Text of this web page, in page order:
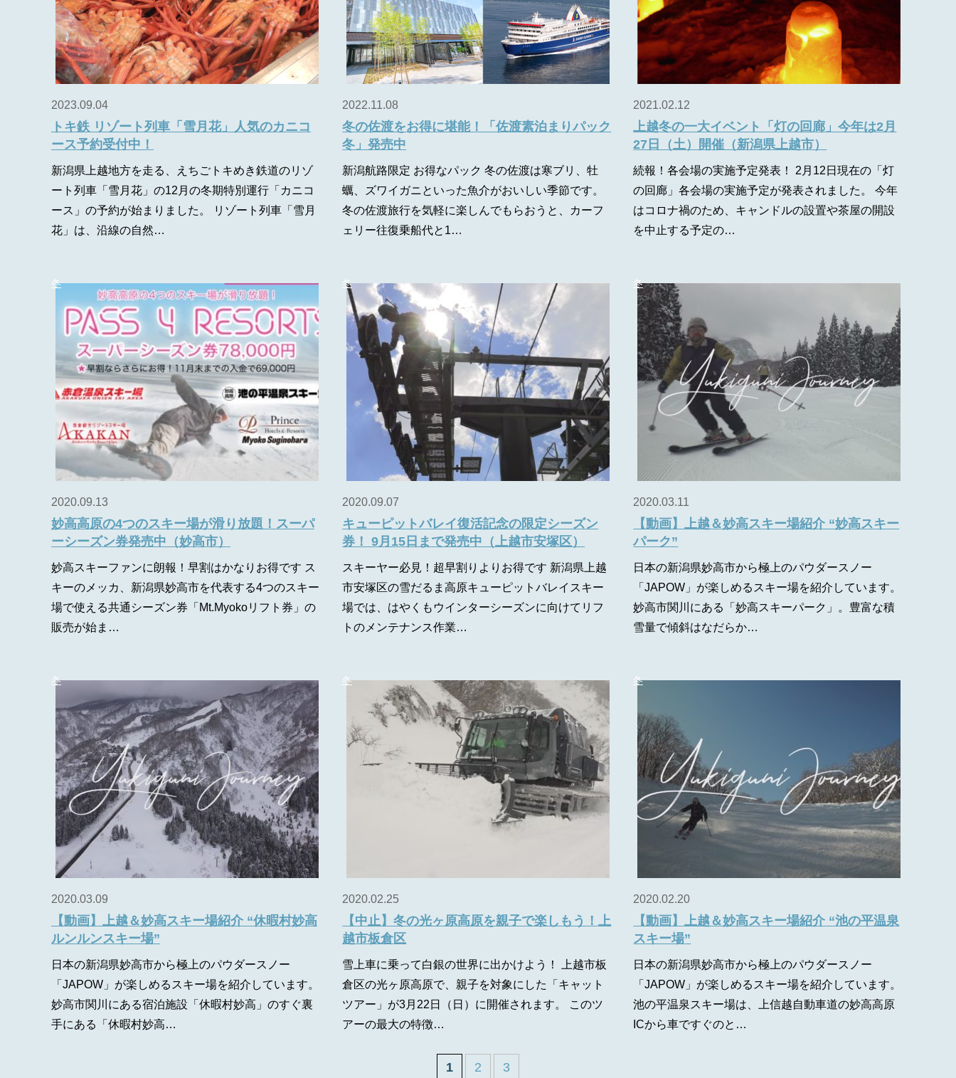
2023.09.04
トキ鉄 リゾート列車「雪月花」人気のカニコ
ース予約受付中！
新潟県上越地方を走る、えちごトキめき鉄道のリゾ
ート列車「雪月花」の12月の冬期特別運行「カニコ
ース」の予約が始まりました。 リゾート列車「雪月
花」は、沿線の自然…
2022.11.08
冬の佐渡をお得に堪能！「佐渡素泊まりパック
冬」発売中
新潟航路限定 お得なパック 冬の佐渡は寒ブリ、牡
蠣、ズワイガニといった魚介がおいしい季節です。
冬の佐渡旅行を気軽に楽しんでもらおうと、カーフ
ェリー往復乗船代と1…
2021.02.12
上越冬の一大イベント「灯の回廊」今年は2月
27日（土）開催（新潟県上越市）
続報！各会場の実施予定発表！ 2月12日現在の「灯
の回廊」各会場の実施予定が発表されました。 今年
はコロナ禍のため、キャンドルの設置や茶屋の開設
を中止する予定の…
冬
2020.09.13
妙高高原の4つのスキー場が滑り放題！スーパ
ーシーズン券発売中（妙高市）
妙高スキーファンに朗報！早割はかなりお得です ス
キーのメッカ、新潟県妙高市を代表する4つのスキー
場で使える共通シーズン券「Mt.Myokoリフト券」の
販売が始ま…
冬
2020.09.07
キューピットバレイ復活記念の限定シーズン
券！ 9月15日まで発売中（上越市安塚区）
スキーヤー必見！超早割りよりお得です 新潟県上越
市安塚区の雪だるま高原キューピットバレイスキー
場では、はやくもウインターシーズンに向けてリフ
トのメンテナンス作業…
冬
2020.03.11
【動画】上越＆妙高スキー場紹介 “妙高スキー
パーク”
日本の新潟県妙高市から極上のパウダースノー
「JAPOW」が楽しめるスキー場を紹介しています。
妙高市関川にある「妙高スキーパーク」。豊富な積
雪量で傾斜はなだらか…
冬
2020.03.09
【動画】上越＆妙高スキー場紹介 “休暇村妙高
ルンルンスキー場”
日本の新潟県妙高市から極上のパウダースノー
「JAPOW」が楽しめるスキー場を紹介しています。
妙高市関川にある宿泊施設「休暇村妙高」のすぐ裏
手にある「休暇村妙高…
冬
2020.02.25
【中止】冬の光ヶ原高原を親子で楽しもう！上
越市板倉区
雪上車に乗って白銀の世界に出かけよう！ 上越市板
倉区の光ヶ原高原で、親子を対象にした「キャット
ツアー」が3月22日（日）に開催されます。 このツ
アーの最大の特徴…
冬
2020.02.20
【動画】上越＆妙高スキー場紹介 “池の平温泉
スキー場”
日本の新潟県妙高市から極上のパウダースノー
「JAPOW」が楽しめるスキー場を紹介しています。
池の平温泉スキー場は、上信越自動車道の妙高高原
ICから車ですぐのと…
1 2 3